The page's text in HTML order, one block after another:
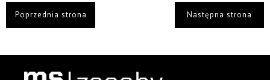
Poprzednia strona Następna strona